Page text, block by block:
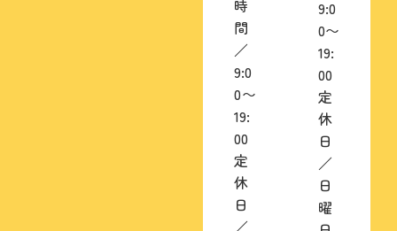
時
間
／
9:0
0〜
19:
00
定
休
日
／
9:0
0〜
19:
00
定
休
日
／
日
曜